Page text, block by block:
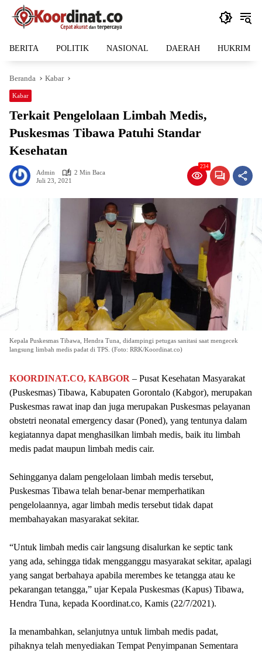
Langsung
BERITA POLITIK NASIONAL DAERAH HUKRIM
Beranda Kabar
Kabar
Terkait Pengelolaan Limbah Medis,
Puskesmas Tibawa Patuhi Standar
Kesehatan
Admin
2 Min Baca
Juli 23, 2021
234
Kepala Puskesmas Tibawa, Hendra Tuna, didampingi petugas sanitasi saat mengecek
langsung limbah medis padat di TPS. (Foto: RRK/Koordinat.co)
KOORDINAT.CO, KABGOR – Pusat Kesehatan Masyarakat
(Puskesmas) Tibawa, Kabupaten Gorontalo (Kabgor), merupakan
Puskesmas rawat inap dan juga merupakan Puskesmas pelayanan
obstetri neonatal emergency dasar (Poned), yang tentunya dalam
kegiatannya dapat menghasilkan limbah medis, baik itu limbah
medis padat maupun limbah medis cair.
Sehingganya dalam pengelolaan limbah medis tersebut,
Puskesmas Tibawa telah benar-benar memperhatikan
pengelolaannya, agar limbah medis tersebut tidak dapat
membahayakan masyarakat sekitar.
“Untuk limbah medis cair langsung disalurkan ke septic tank
yang ada, sehingga tidak mengganggu masyarakat sekitar, apalagi
yang sangat berbahaya apabila merembes ke tetangga atau ke
pekarangan tetangga,” ujar Kepala Puskesmas (Kapus) Tibawa,
Hendra Tuna, kepada Koordinat.co, Kamis (22/7/2021).
Ia menambahkan, selanjutnya untuk limbah medis padat,
pihaknya telah menyediakan Tempat Penyimpanan Sementara